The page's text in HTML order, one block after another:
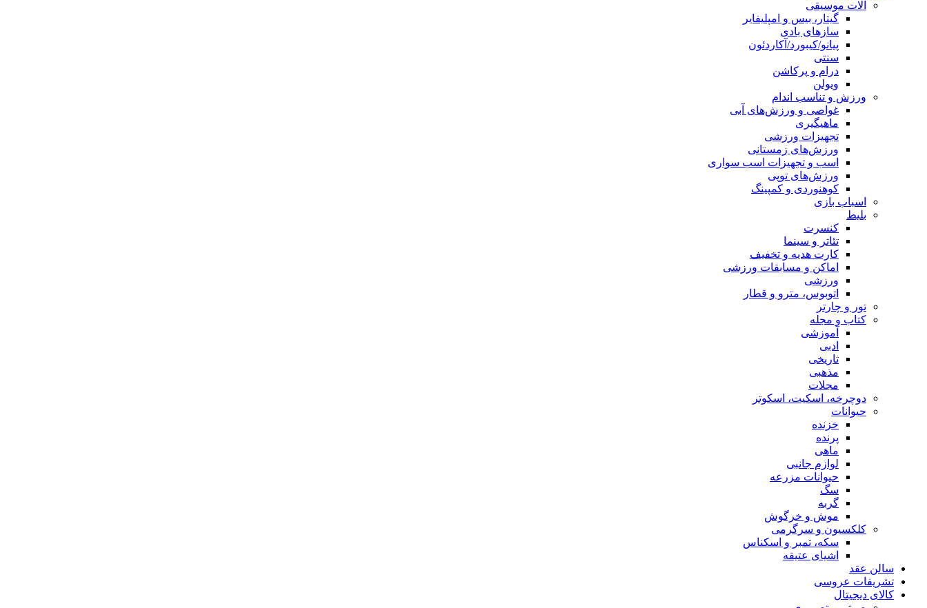
آلات موسیقی
گیتار، بیس و امپلیفایر
سازهای بادی
پیانو/کیبورد/آکاردئون
سنتی
درام و پرکاشن
ویولن
ورزش و تناسب اندام
غواصی و ورزش‌های آبی
ماهیگیری
تجهیزات ورزشی
ورزش‌های زمستانی
اسب و تجهیزات اسب سواری
ورزش‌های توپی
کوهنوردی و کمپینگ
اسباب‌ بازی
بلیط
کنسرت
تئاتر و سینما
کارت هدیه و تخفیف
اماکن و مسابقات ورزشی
ورزشی
اتوبوس، مترو و قطار
تور و چارتر
کتاب و مجله
آموزشی
ادبی
تاریخی
مذهبی
مجلات
دوچرخه، اسکیت، اسکوتر
حیوانات
خزنده
پرنده
ماهی
لوازم جانبی
حیوانات مزرعه
سگ
گربه
موش و خرگوش
کلکسیون و سرگرمی
سکه، تمبر و اسکناس
اشیای عتیقه
سالن عقد
تشریفات عروسی
کالای دیجیتال